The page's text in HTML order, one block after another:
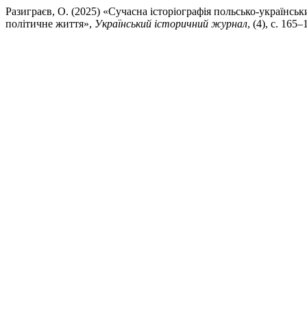
Разиграєв, О. (2025) «Сучасна історіографія польсько-
політичне життя», Український історичний журнал, (4), с.